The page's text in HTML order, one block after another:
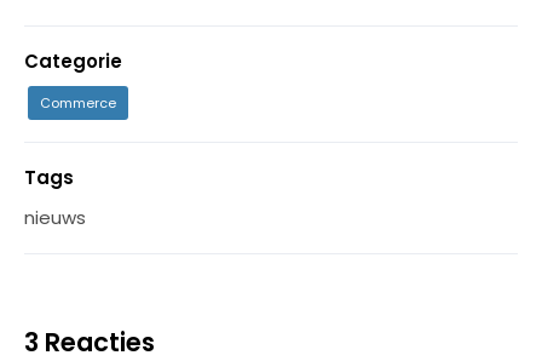
Categorie
Commerce
Tags
nieuws
3 Reacties